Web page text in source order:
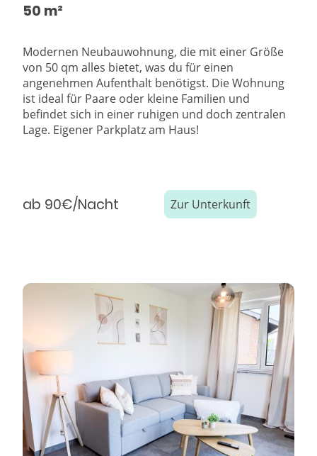
50 m²
Modernen Neubauwohnung, die mit einer Größe
von 50 qm alles bietet, was du für einen
angenehmen Aufenthalt benötigst. Die Wohnung
ist ideal für Paare oder kleine Familien und
befindet sich in einer ruhigen und doch zentralen
Lage. Eigener Parkplatz am Haus!
ab 90€/Nacht Zur Unterkunft